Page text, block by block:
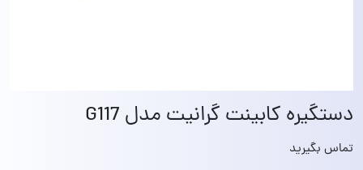
دستگیره کابینت گرانیت مدل G117
تماس بگیرید